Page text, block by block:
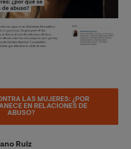
LAS MUJERES: ¿POR
EN RELACIONES DE
ABUSO?
Ruiz